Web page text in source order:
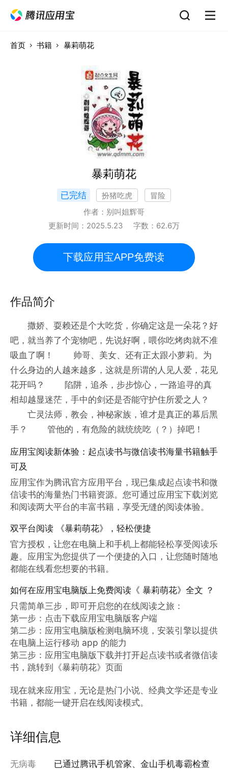
首页 书籍 暴莉萌花
暴莉萌花
已完结 扮猪吃虎
冒险
作者： 别叫姐辉哥
更新时间： 2025.5.23 字数： 62.6万
下载应用宝APP免费读
作品简介
撒娇、耍赖还是个大吃货，你确定这是一朵花？好
吧，就当养了个宠物吧，先说好啊，喂你吃烤肉就不准
吸血了啊！ 帅哥、美女、还有正太跟小萝莉。为
什么身边的人越来越多，这就是所谓的人见人爱，花见
花开吗？ 陷阱，追杀，步步惊心，一路追寻的真
相却越显迷茫，手中的剑还是否能守护住所爱之人？
亡灵法师，教会，神秘家族，谁才是真正的幕后黑
手？ 管他的，有危险的就统统吃（？）掉吧！
应用宝阅读新体验：起点读书与微信读书海量书籍触手
可及
应用宝作为腾讯官方应用平台，现已集成起点读书和微
信读书的海量热门书籍资源。您可通过应用宝下载浏览
和阅读两大平台的丰富书籍，享受无缝的阅读体验。
双平台阅读 《暴莉萌花》，轻松便捷
官方授权，让您在电脑上和手机上都能轻松享受阅读乐
趣。应用宝为您提供了一个便捷的入口，让您随时随地
都能在线看您想要的书籍。
如何在应用宝电脑版上免费阅读《 暴莉萌花》全文 ？
只需简单三步，即可开启您的在线阅读之旅：
第一步：点击下载应用宝电脑版客户端
第二步：应用宝电脑版检测电脑环境，安装引擎以提供
在电脑上运行移动 app 的能力
第三步：应用宝电脑版下载并打开起点读书或者微信读
书，跳转到《暴莉萌花》页面
现在就来应用宝，无论是热门小说、经典文学还是专业
书籍，都能一键开启在线阅读模式。
详细信息
无病毒 已通过腾讯手机管家、金山手机毒霸检查